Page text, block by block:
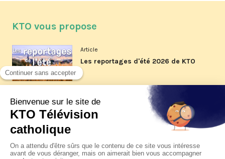
KTO vous propose
Article
Les reportages d'été 2026 de KTO
La visite pastorale du pape Léon
XIV à Assise à suivre sur KTO le
jeudi 6 août
Article
Le pape en Uruguay, Argentine et